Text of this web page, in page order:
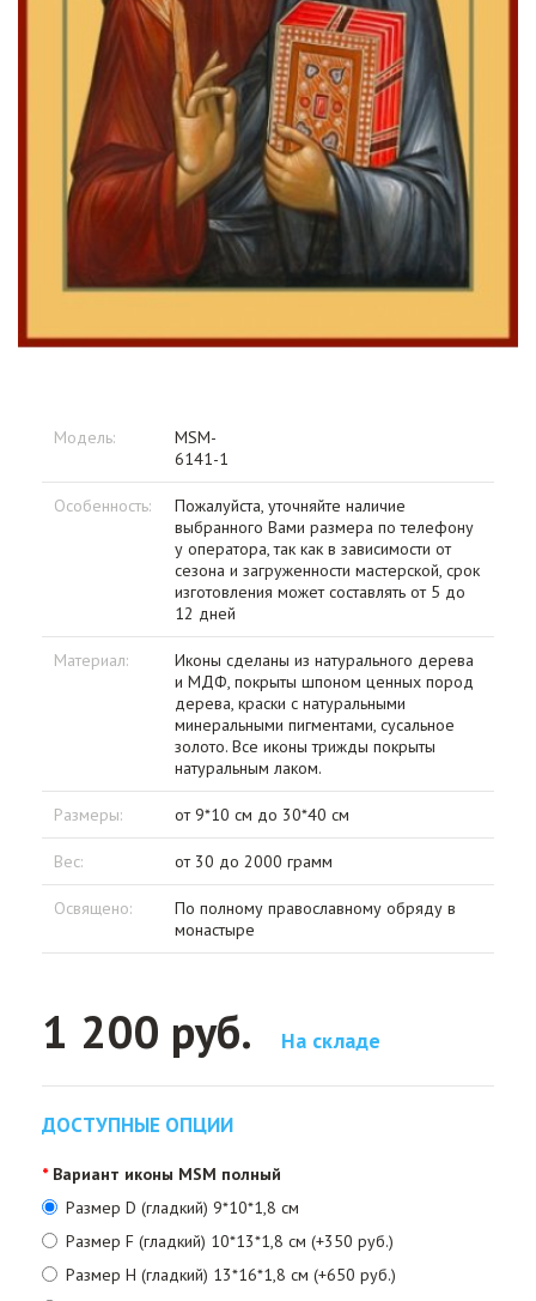
Модель:
MSM-
6141-1
Особенность:
Пожалуйста, уточняйте наличие
выбранного Вами размера по телефону
у оператора, так как в зависимости от
сезона и загруженности мастерской, срок
изготовления может составлять от 5 до
12 дней
Материал:
Иконы сделаны из натурального дерева
и МДФ, покрыты шпоном ценных пород
дерева, краски с натуральными
минеральными пигментами, сусальное
золото. Все иконы трижды покрыты
натуральным лаком.
Размеры: от 9*10 см до 30*40 см
Вес: от 30 до 2000 грамм
Освящено:
По полному православному обряду в
монастыре
1 200 руб. На складе
ДОСТУПНЫЕ ОПЦИИ
Вариант иконы MSM полный
Размер D (гладкий) 9*10*1,8 см
Размер F (гладкий) 10*13*1,8 см (+350 руб.)
Размер H (гладкий) 13*16*1,8 см (+650 руб.)